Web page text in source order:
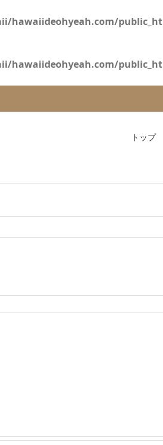
hawaiideohyeah.com/
hawaiideohyeah.com/
トップ